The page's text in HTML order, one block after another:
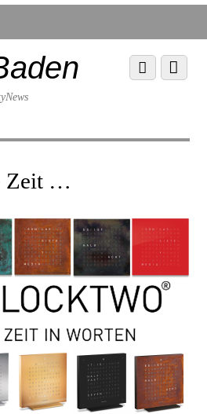
Menu
Scroll
down
Zeit …